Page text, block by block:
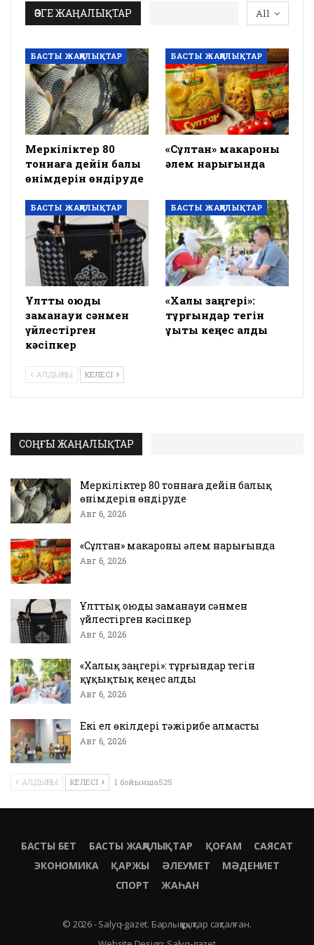
All
ӨЗГЕ ЖАҢАЛЫҚТАР
БАСТЫ ЖАҢАЛЫҚТАР
Меркіліктер 80
тоннаға дейін балық
өнімдерін өндіруде
БАСТЫ ЖАҢАЛЫҚТАР
«Сұлтан» макароны
әлем нарығында
БАСТЫ ЖАҢАЛЫҚТАР
Ұлттық оюды
заманауи сәнмен
үйлестірген
кәсіпкер
БАСТЫ ЖАҢАЛЫҚТАР
«Халық заңгері»:
тұрғындар тегін
құқықтық кеңес алды
АЛДЫҢҒЫ КЕЛЕСІ
СОҢҒЫ ЖАҢАЛЫҚТАР
Меркіліктер 80 тоннаға дейін балық
өнімдерін өндіруде
Авг 6, 2026
«Сұлтан» макароны әлем нарығында
Авг 6, 2026
Ұлттық оюды заманауи сәнмен
үйлестірген кәсіпкер
Авг 6, 2026
«Халық заңгері»: тұрғындар тегін
құқықтық кеңес алды
Авг 6, 2026
Екі ел өкілдері тәжірибе алмасты
Авг 6, 2026
АЛДЫҢҒЫ КЕЛЕСІ 1 бойынша525
БАСТЫ БЕТ БАСТЫ ЖАҢАЛЫҚТАР ҚОҒАМ
САЯСАТ
ЭКОНОМИКА
ҚАРЖЫ ӘЛЕУМЕТ
МӘДЕНИЕТ
СПОРТ
ЖАҺАН
© 2026 - Salyq-gazet. Барлық құқықтар сақталған.